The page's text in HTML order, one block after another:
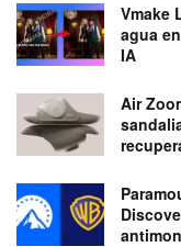
Vmake
agua
IA
Air